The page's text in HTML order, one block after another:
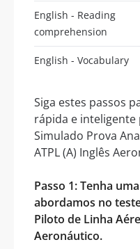
English - Reading
comprehension
English - Vocabulary
Siga estes passos
rápida e inteligente
Simulado Prova
ATPL (A) Inglês
Passo 1: Tenha
abordamos no
Piloto de Linha
Aeronáutico.